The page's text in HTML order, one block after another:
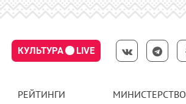
КУЛЬТУРА LIVE
РЕЙТИНГИ МИНИСТЕРСТВО